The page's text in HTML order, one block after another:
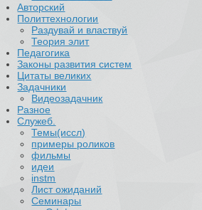
Авторский
Политтехнологии
Раздувай и властвуй
Теория элит
​Педагогика
Законы развития систем
Цитаты великих
Задачники
Видеозадачник
Разное
Служеб.
Темы(иссл)
примеры роликов
фильмы
идеи
instm
Лист ожиданий
Семинары